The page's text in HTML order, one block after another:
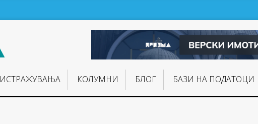
ИСТРАЖУВАЊA КОЛУМНИ БЛОГ БАЗИ НА ПОДАТОЦИ